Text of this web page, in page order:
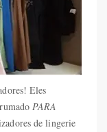
Eles
PARA
de lingerie